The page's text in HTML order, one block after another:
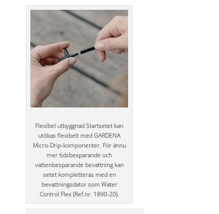
Flexibel utbyggnad Startsetet kan
utökas flexibelt med GARDENA
Micro-Drip-komponenter. För ännu
mer tidsbesparande och
vattenbesparande bevattning kan
setet kompletteras med en
bevattningsdator som Water
Control Flex (Ref.nr. 1890-20).